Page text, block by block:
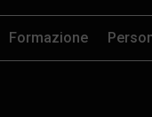
Formazione